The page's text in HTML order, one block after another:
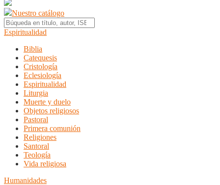
Nuestro catálogo
Espiritualidad
Biblia
Catequesis
Cristología
Eclesiología
Espiritualidad
Liturgia
Muerte y duelo
Objetos religiosos
Pastoral
Primera comunión
Religiones
Santoral
Teología
Vida religiosa
Humanidades